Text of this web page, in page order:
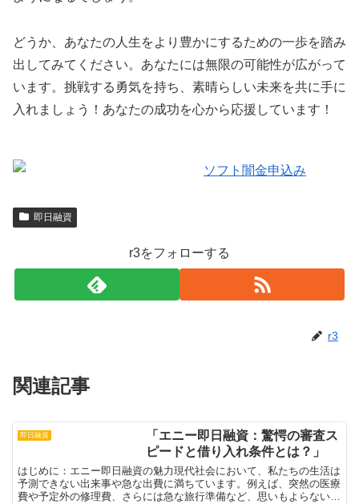
どうか、あなたの人生をより豊かにするための一歩を踏み
出してみてください。あなたには無限の可能性が広がって
います。挑戦する勇気を持ち、素晴らしい未来を共に手に
入れましょう！あなたの成功を心から応援しています！
即日融資
r3をフォローする
r3
関連記事
即日融資
「エニー即日融資：驚愕の審査ス
ピードと借り入れ条件とは？」
はじめに：エニー即日融資の魅力現代社会において、私たちの生活は
予測できない出来事や急な出費に満ちています。例えば、突然の医療
費や予定外の修理費、さらには急な旅行準備など、思いもよらない瞬